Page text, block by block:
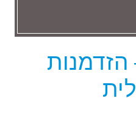
הזדמנות